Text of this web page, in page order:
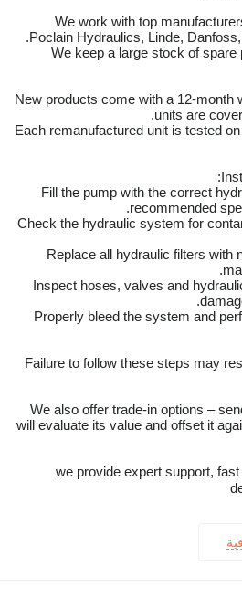
We work with top
Poclain Hydraulics, Linde,
We keep a large stock of spare
New products come with a 12-month
units are
Each remanufactured unit is tested
– Fill the pump with the correct
recommended
– Check the hydraulic system for
– Replace all hydraulic filters
– Inspect hoses, valves and
– Properly bleed the system and
Failure to follow these steps may
We also offer trade-in options –
will evaluate its value and offset it
– we provide expert support, fast